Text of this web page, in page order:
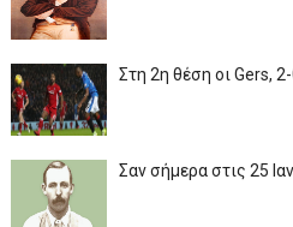
Στη 2η θέση οι Gers,
Σαν σήμερα στις 25